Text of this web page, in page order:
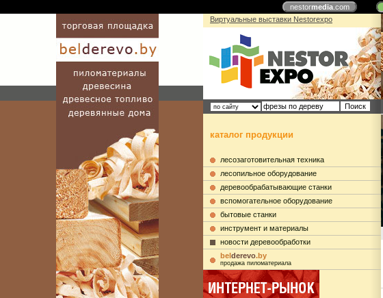
nestormedia.com
Виртуальные выставки Nestorexpo
каталог продукции
лесозаготовительная техника
лесопильное оборудование
деревообрабатывающие станки
вспомогательное оборудование
бытовые станки
инструмент и материалы
новости деревообработки
belderevo.by
продажа пиломатериала